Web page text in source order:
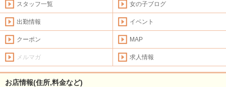
スタッフ一覧 女の子ブログ
出勤情報 イベント
クーポン MAP
メルマガ 求人情報
お店情報(住所,料金など)